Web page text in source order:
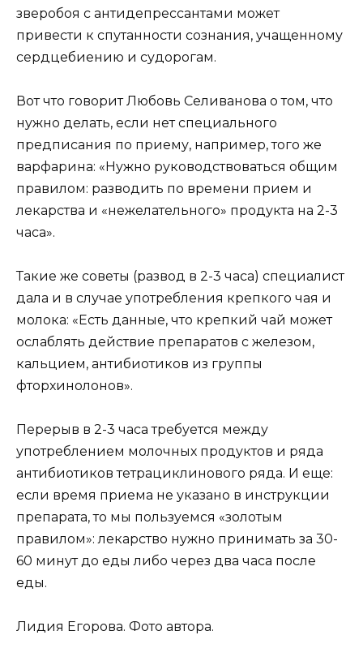
зверобоя с антидепрессантами может
привести к спутанности сознания, учащенному
сердцебиению и судорогам.
Вот что говорит Любовь Селиванова о том, что
нужно делать, если нет специального
предписания по приему, например, того же
варфарина: «Нужно руководствоваться общим
правилом: разводить по времени прием и
лекарства и «нежелательного» продукта на 2-3
часа».
Такие же советы (развод в 2-3 часа) специалист
дала и в случае употребления крепкого чая и
молока: «Есть данные, что крепкий чай может
ослаблять действие препаратов с железом,
кальцием, антибиотиков из группы
фторхинолонов».
Перерыв в 2-3 часа требуется между
употреблением молочных продуктов и ряда
антибиотиков тетрациклинового ряда. И еще:
если время приема не указано в инструкции
препарата, то мы пользуемся «золотым
правилом»: лекарство нужно принимать за 30-
60 минут до еды либо через два часа после
еды.
Лидия Егорова. Фото автора.